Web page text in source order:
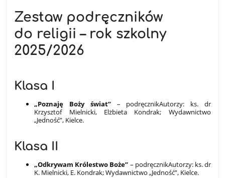
Zestaw podręczników
do religii – rok szkolny
2025/2026
Klasa I
„Poznaję Boży świat”– podręcznikAutorzy: ks. dr
Krzysztof Mielnicki, Elżbieta Kondrak; Wydawnictwo
„Jedność”, Kielce.
Klasa II
„Odkrywam Królestwo Boże” – podręcznikAutorzy: ks. dr
K. Mielnicki, E. Kondrak; Wydawnictwo „Jedność”, Kielce.